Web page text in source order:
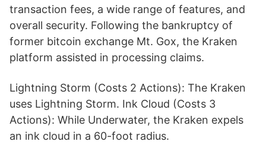
transaction fees, a wide range of features, and
overall security. Following the bankruptcy of
former bitcoin exchange Mt. Gox, the Kraken
platform assisted in processing claims.
Lightning Storm (Costs 2 Actions): The Kraken
uses Lightning Storm. Ink Cloud (Costs 3
Actions): While Underwater, the Kraken expels
an ink cloud in a 60-foot radius.